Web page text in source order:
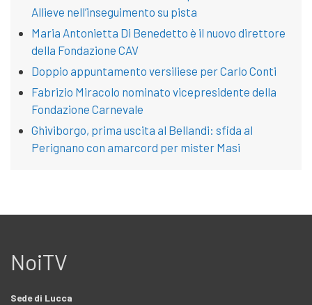
Allieve nell’inseguimento su pista
Maria Antonietta Di Benedetto è il nuovo direttore
della Fondazione CAV
Doppio appuntamento versiliese per Carlo Conti
Fabrizio Miracolo nominato vicepresidente della
Fondazione Carnevale
Ghiviborgo, prima uscita al Bellandi: sfida al
Perignano con amarcord per mister Masi
NoiTV
Sede di Lucca